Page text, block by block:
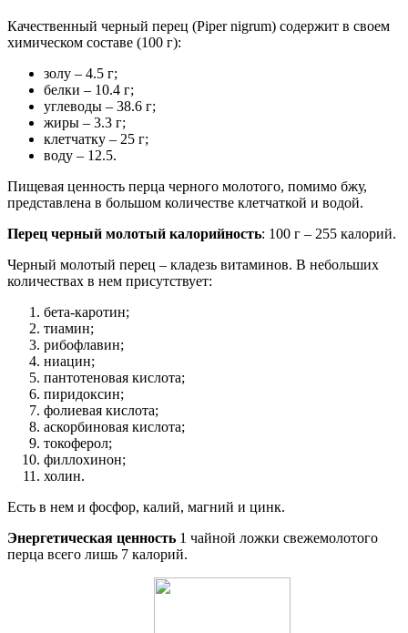
Качественный черный перец (Piper nigrum) содержит в своем
химическом составе (100 г):
золу – 4.5 г;
белки – 10.4 г;
углеводы – 38.6 г;
жиры – 3.3 г;
клетчатку – 25 г;
воду – 12.5.
Пищевая ценность перца черного молотого, помимо бжу,
представлена в большом количестве клетчаткой и водой.
Перец черный молотый калорийность: 100 г – 255 калорий.
Черный молотый перец – кладезь витаминов. В небольших
количествах в нем присутствует:
бета-каротин;
тиамин;
рибофлавин;
ниацин;
пантотеновая кислота;
пиридоксин;
фолиевая кислота;
аскорбиновая кислота;
токоферол;
филлохинон;
холин.
Есть в нем и фосфор, калий, магний и цинк.
Энергетическая ценность 1 чайной ложки свежемолотого
перца всего лишь 7 калорий.